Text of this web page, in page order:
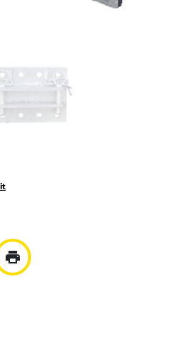
mail
à la liste
print
Imprimer